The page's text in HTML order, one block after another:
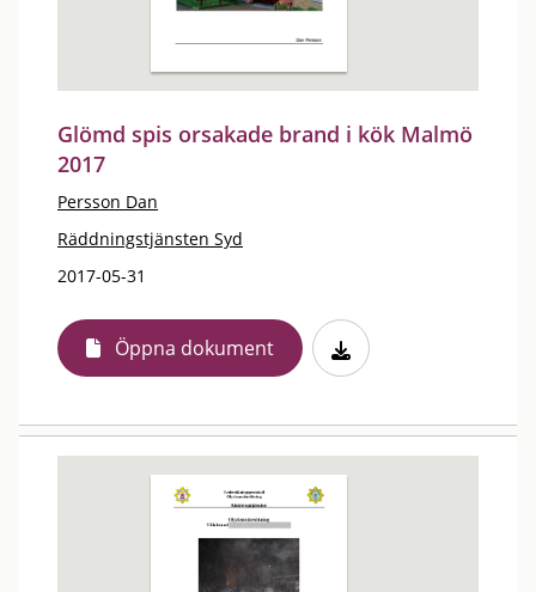
Glömd spis orsakade brand i kök Malmö
2017
Persson Dan
Räddningstjänsten Syd
2017-05-31
Öppna dokument